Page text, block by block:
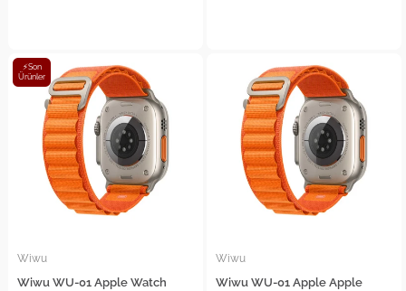
Wiwu
Wiwu WU-01 Apple Watch
⚡Son
Ürünler
Wiwu
Wiwu WU-01 Apple Apple